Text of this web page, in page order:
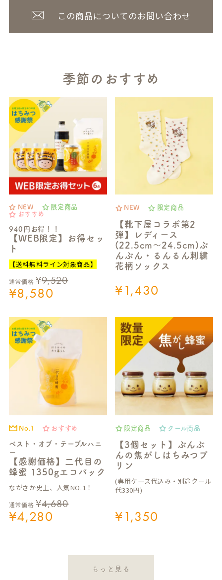
この商品についてのお問い合わせ
季節のおすすめ
NEW
限定商品
おすすめ
940円お得！！
【WEB限定】お得セッ
ト
【送料無料ライン対象商品】
通常価格 ¥9,520
¥8,580
NEW 限定商品
【靴下屋コラボ第2
弾】レディース
(22.5cm～24.5cm)ぶ
んぶん・るんるん刺繍
花柄ソックス
¥1,430
No.1 おすすめ
ベスト・オブ・テーブルハニ
ー
【感謝価格】二代目の
蜂蜜 1350gエコパック
ながさか史上、人気NO.1！
通常価格 ¥4,680
¥4,280
限定商品 クール商品
【3個セット】ぶんぶ
んの焦がしはちみつプ
リン
(専用ケース代込み・別途クール
代330円)
¥1,350
もっと見る